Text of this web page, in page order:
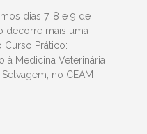
dias 7, 8 e 9 de
decorre mais uma
Curso Prático:
à Medicina Veterinária
no CEAM